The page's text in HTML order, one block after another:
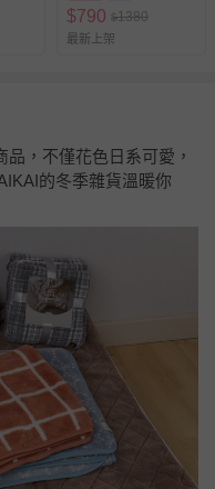
$790 $1380
最新上架
，不僅花色日系可愛，
的冬季雜貨溫暖你